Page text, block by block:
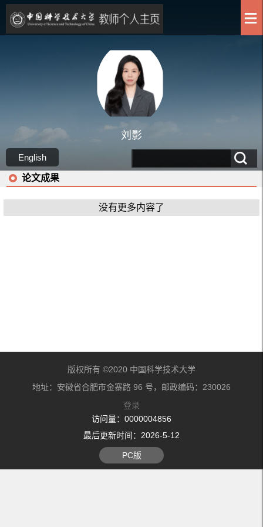
刘影
English
论文成果
没有更多内容了
版权所有 ©2020 中国科学技术大学
地址：安徽省合肥市金寨路 96 号，邮政编码：230026
登录
访问量： 0000004856
最后更新时间： 2026-5-12
PC版